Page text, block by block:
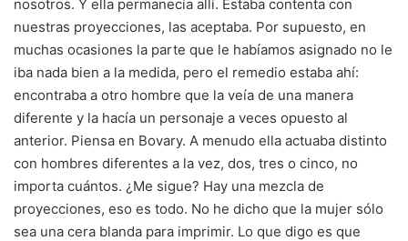
nosotros. Y ella permanecía allí. Estaba contenta con
nuestras proyecciones, las aceptaba. Por supuesto, en
muchas ocasiones la parte que le habíamos asignado no le
iba nada bien a la medida, pero el remedio estaba ahí:
encontraba a otro hombre que la veía de una manera
diferente y la hacía un personaje a veces opuesto al
anterior. Piensa en Bovary. A menudo ella actuaba distinto
con hombres diferentes a la vez, dos, tres o cinco, no
importa cuántos. ¿Me sigue? Hay una mezcla de
proyecciones, eso es todo. No he dicho que la mujer sólo
sea una cera blanda para imprimir. Lo que digo es que